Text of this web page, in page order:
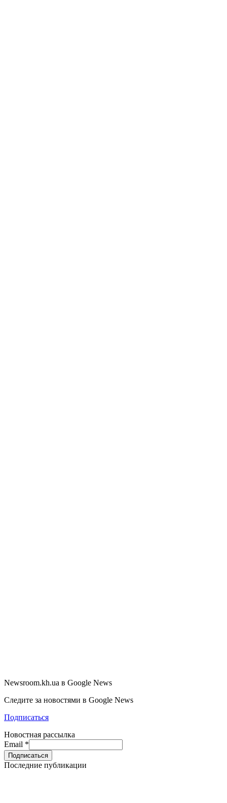
Newsroom.kh.ua в Google News
Следите за новостями в Google News
Подписаться
Новостная рассылка
Email *
Последние публикации